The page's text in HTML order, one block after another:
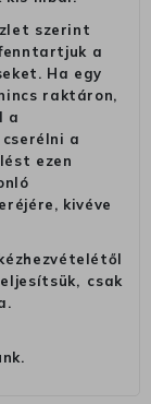
szerint
a
Ha egy
raktáron,
a
a
ezen
kivéve
csak